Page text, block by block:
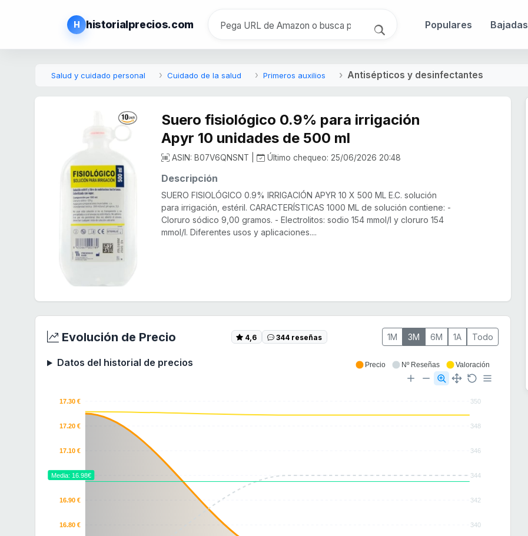
H historialprecios.com Populares Bajadas
Salud y cuidado personal Cuidado de la salud Primeros auxilios Antisépticos y desinfectantes
Suero fisiológico 0.9% para irrigación
Apyr 10 unidades de 500 ml
ASIN: B07V6QNSNT | Último chequeo: 25/06/2026 20:48
Descripción
SUERO FISIOLÓGICO 0.9% IRRIGACIÓN APYR 10 X 500 ML E.C. solución
para irrigación, estéril. CARACTERÍSTICAS 1000 ML de solución contiene: -
Cloruro sódico 9,00 gramos. - Electrolitos: sodio 154 mmol/l y cloruro 154
mmol/l. Diferentes usos y aplicaciones....
Evolución de Precio 4,6 344 reseñas 1M 3M 6M 1A Todo
Datos del historial de precios
350
348
346
344
342
340
17.30 €
17.20 €
17.10 €
17.00 €
16.90 €
16.80 €
Media: 16.98€
Precio Nº Reseñas Valoración